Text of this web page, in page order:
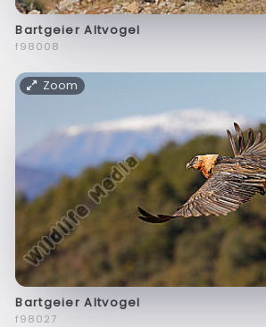
Bartgeier Altvogel
f98008
Zoom
Bartgeier Altvogel
f98027